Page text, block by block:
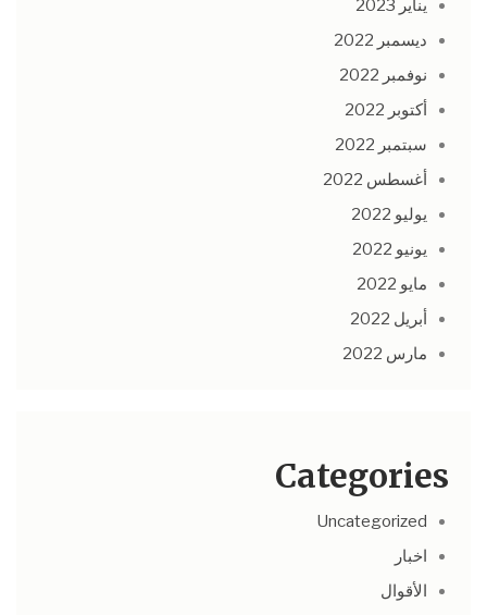
يناير 2023
ديسمبر 2022
نوفمبر 2022
أكتوبر 2022
سبتمبر 2022
أغسطس 2022
يوليو 2022
يونيو 2022
مايو 2022
أبريل 2022
مارس 2022
Categories
Uncategorized
اخبار
الأقوال